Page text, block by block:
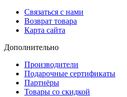
Связаться с нами
Возврат товара
Карта сайта
Дополнительно
Производители
Подарочные сертификаты
Партнёры
Товары со скидкой